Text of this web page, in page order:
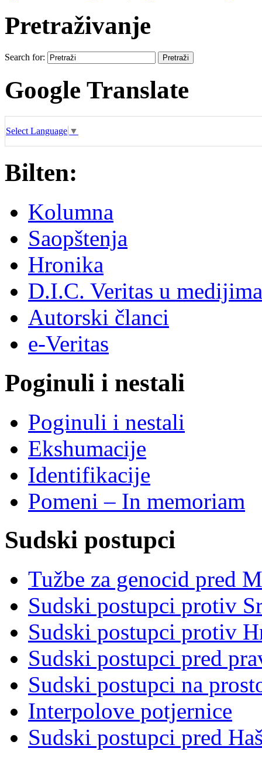
Pretraživanje
Search for:
Google Translate
Select Language ▼
Bilten:
Kolumna
Saopštenja
Hronika
D.I.C. Veritas u medijima
Autorski članci
e-Veritas
Poginuli i nestali
Poginuli i nestali
Ekshumacije
Identifikacije
Pomeni – In memoriam
Sudski postupci
Tužbe za genocid pred
Sudski postupci protiv
Sudski postupci protiv
Sudski postupci pred
Sudski postupci na
Interpolove potjernice
Sudski postupci pred